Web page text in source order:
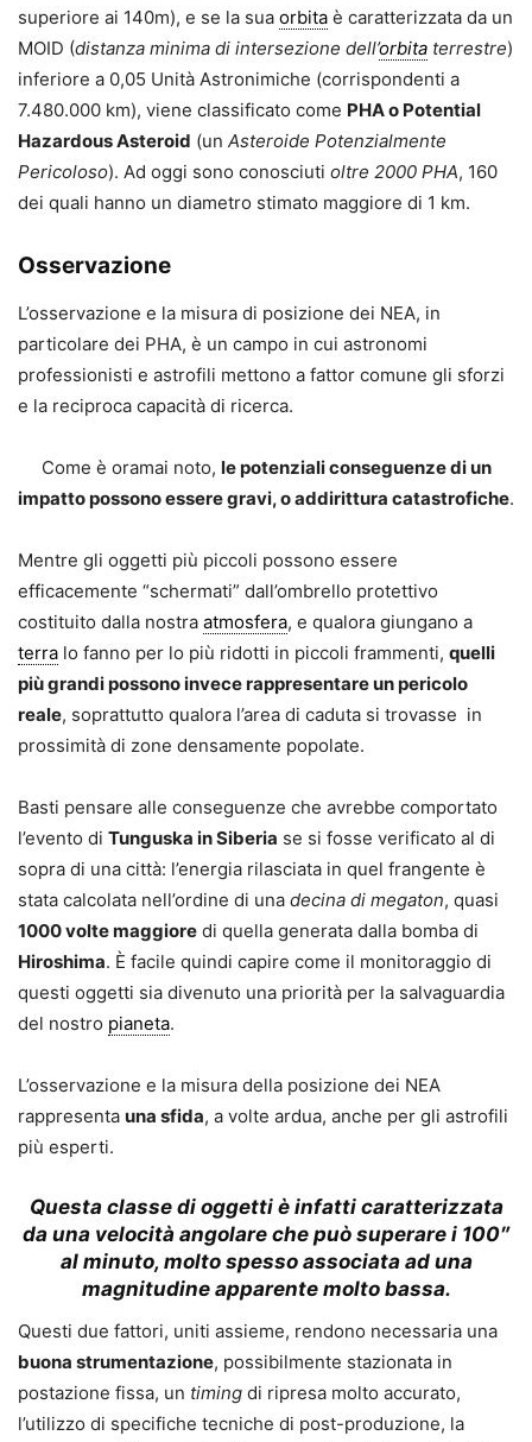
superiore ai 140m), e se la sua orbita è caratterizzata da un
MOID (distanza minima di intersezione dell’orbita terrestre)
inferiore a 0,05 Unità Astronimiche (corrispondenti a
7.480.000 km), viene classificato come PHA o Potential
Hazardous Asteroid (un Asteroide Potenzialmente
Pericoloso). Ad oggi sono conosciuti oltre 2000 PHA, 160
dei quali hanno un diametro stimato maggiore di 1 km.
Osservazione
L’osservazione e la misura di posizione dei NEA, in
particolare dei PHA, è un campo in cui astronomi
professionisti e astrofili mettono a fattor comune gli sforzi
e la reciproca capacità di ricerca.
Come è oramai noto, le potenziali conseguenze di un
impatto possono essere gravi, o addirittura catastrofiche.
Mentre gli oggetti più piccoli possono essere
efficacemente “schermati” dall’ombrello protettivo
costituito dalla nostra atmosfera, e qualora giungano a
terra lo fanno per lo più ridotti in piccoli frammenti, quelli
più grandi possono invece rappresentare un pericolo
reale, soprattutto qualora l’area di caduta si trovasse in
prossimità di zone densamente popolate.
Basti pensare alle conseguenze che avrebbe comportato
l’evento di Tunguska in Siberia se si fosse verificato al di
sopra di una città: l’energia rilasciata in quel frangente è
stata calcolata nell’ordine di una decina di megaton, quasi
1000 volte maggiore di quella generata dalla bomba di
Hiroshima. È facile quindi capire come il monitoraggio di
questi oggetti sia divenuto una priorità per la salvaguardia
del nostro pianeta.
L’osservazione e la misura della posizione dei NEA
rappresenta una sfida, a volte ardua, anche per gli astrofili
più esperti.
Questa classe di oggetti è infatti caratterizzata
da una velocità angolare che può superare i 100″
al minuto, molto spesso associata ad una
magnitudine apparente molto bassa.
Questi due fattori, uniti assieme, rendono necessaria una
buona strumentazione, possibilmente stazionata in
postazione fissa, un timing di ripresa molto accurato,
l’utilizzo di specifiche tecniche di post-produzione, la